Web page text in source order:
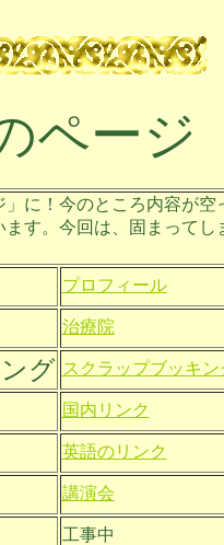
ページ
に！今のところ内容が空
す。今回は、固まってし
プロフィール
治療院
グ スクラップブッキン
国内リンク
英語のリンク
講演会
工事中